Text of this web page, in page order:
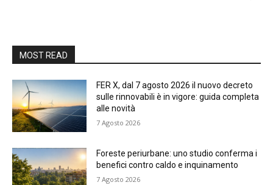
MOST READ
FER X, dal 7 agosto 2026 il nuovo decreto
sulle rinnovabili è in vigore: guida completa
alle novità
7 Agosto 2026
Foreste periurbane: uno studio conferma i
benefici contro caldo e inquinamento
7 Agosto 2026